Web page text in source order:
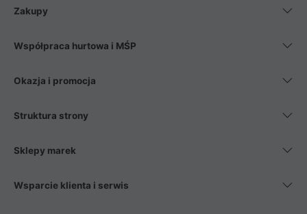
Zakupy
Współpraca hurtowa i MŚP
Okazja i promocja
Struktura strony
Sklepy marek
Wsparcie klienta i serwis